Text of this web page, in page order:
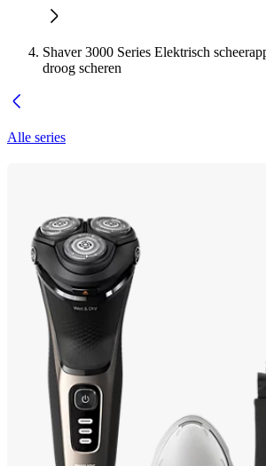
Shaver 3000 Series Elektrisch
droog scheren
Alle series